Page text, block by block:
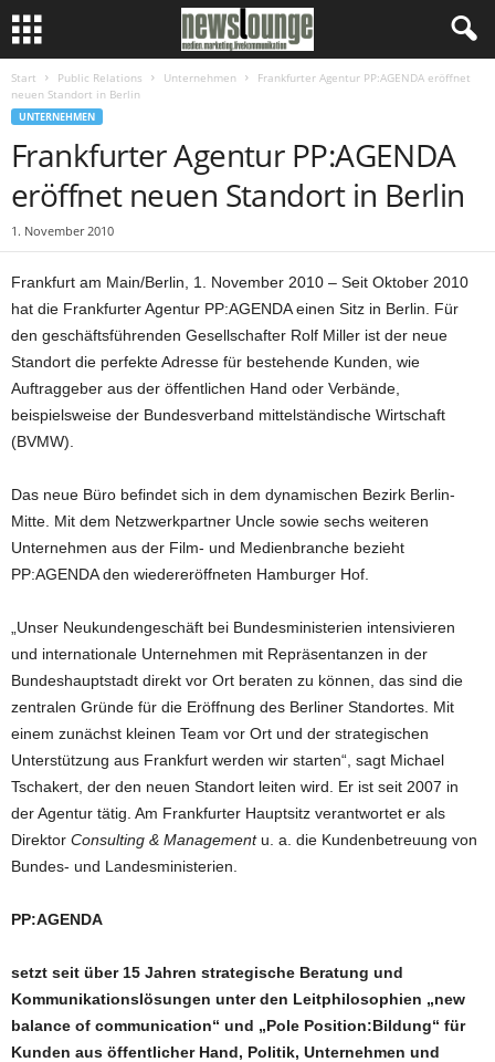
Start Public Relations Unternehmen
Frankfurter Agentur PP:AGENDA eröffnet
neuen Standort in Berlin
UNTERNEHMEN
Frankfurter Agentur PP:AGENDA
eröffnet neuen Standort in Berlin
1. November 2010
Frankfurt am Main/Berlin, 1. November 2010 – Seit Oktober 2010
hat die Frankfurter Agentur PP:AGENDA einen Sitz in Berlin. Für
den geschäftsführenden Gesellschafter Rolf Miller ist der neue
Standort die perfekte Adresse für bestehende Kunden, wie
Auftraggeber aus der öffentlichen Hand oder Verbände,
beispielsweise der Bundesverband mittelständische Wirtschaft
(BVMW).
Das neue Büro befindet sich in dem dynamischen Bezirk Berlin-
Mitte. Mit dem Netzwerkpartner Uncle sowie sechs weiteren
Unternehmen aus der Film- und Medienbranche bezieht
PP:AGENDA den wiedereröffneten Hamburger Hof.
„Unser Neukundengeschäft bei Bundesministerien intensivieren
und internationale Unternehmen mit Repräsentanzen in der
Bundeshauptstadt direkt vor Ort beraten zu können, das sind die
zentralen Gründe für die Eröffnung des Berliner Standortes. Mit
einem zunächst kleinen Team vor Ort und der strategischen
Unterstützung aus Frankfurt werden wir starten“, sagt Michael
Tschakert, der den neuen Standort leiten wird. Er ist seit 2007 in
der Agentur tätig. Am Frankfurter Hauptsitz verantwortet er als
Direktor Consulting & Managementu. a. die Kundenbetreuung von
Bundes- und Landesministerien.
PP:AGENDA
setzt seit über 15 Jahren strategische Beratung und
Kommunikationslösungen unter den Leitphilosophien „new
balance of communication“ und „Pole Position:Bildung“ für
Kunden aus öffentlicher Hand, Politik, Unternehmen und